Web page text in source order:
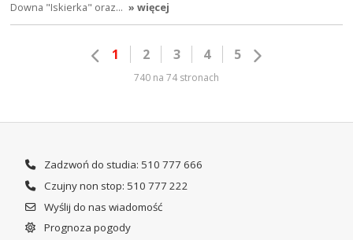
Downa "Iskierka" oraz… » więcej
1 2 3 4 5
740 na 74 stronach
Zadzwoń do studia: 510 777 666
Czujny non stop: 510 777 222
Wyślij do nas wiadomość
Prognoza pogody